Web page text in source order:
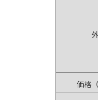
価格